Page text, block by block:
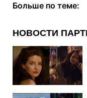
Больше по теме: